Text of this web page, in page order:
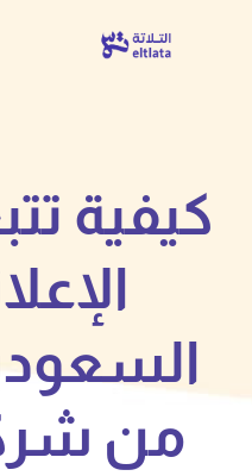
كيفية
من